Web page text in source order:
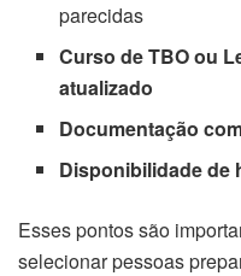
parecidas
Curso de TBO ou
atualizado
Documentação
Disponibilidade de
Esses pontos são
selecionar pessoas